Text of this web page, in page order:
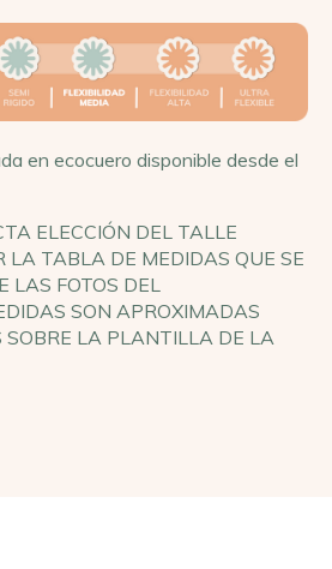
en ecocuero disponible desde el
ELECCIÓN DEL TALLE
LA TABLA DE MEDIDAS QUE SE
LAS FOTOS DEL
SON APROXIMADAS
LA PLANTILLA DE LA